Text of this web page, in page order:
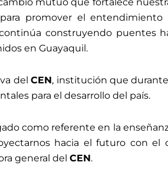
promover el
construyendo puentes
en Guayaquil.
delCEN, institución que
para el desarrollo del país.
como referente en la
hacia el futuro con el
general del CEN.